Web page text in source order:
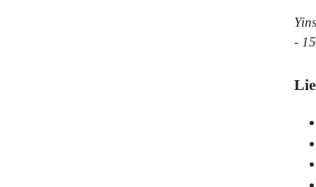
-